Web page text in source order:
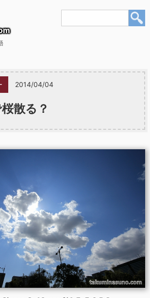
2014/04/04
散る？